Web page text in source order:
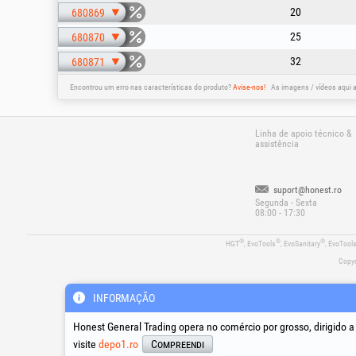
680869
20
680870 25
680871 32
Encontrou um erro nas características do produto?Avise-nos! As imagens / vídeos aqui
Linha de apoio técnico &
assistência
suport@honest.ro
Segunda - Sexta
08:00 - 17:30
HGT® , EvoTools® , EvoSanitary® ,
INFORMAÇÃO
Honest General Trading opera no comércio por grosso, dirigido
visite depo1.ro Compreendi